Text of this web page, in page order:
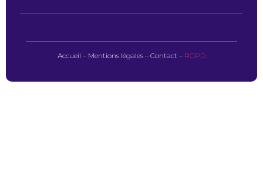
Accueil – Mentions légales – Contact – RGPD